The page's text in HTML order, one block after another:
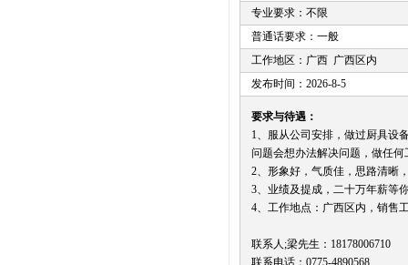
专业要求：不限
普通话要求：一般
工作地区：广西 广西区内
发布时间：2026-8-5
要求与待遇：
1、服从公司安排，做过厨具设
问题会想办法解决问题，做任
2、形象好，气质佳，思路清晰
3、业绩及提成，二十万年薪等
4、工作地点：广西区内，销售
联系人;梁先生：18178006710
联系电话：0775-4890568